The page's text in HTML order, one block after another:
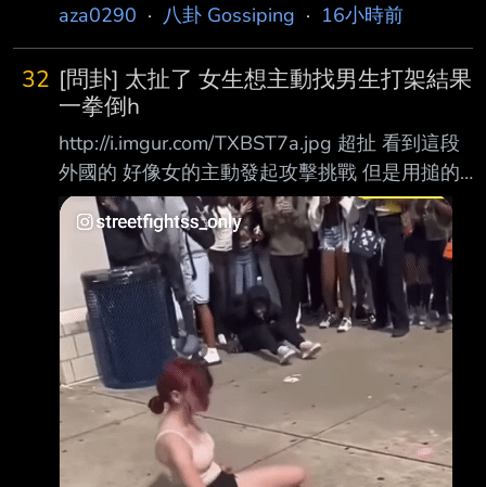
aza0290 · 八卦 Gossiping · 16小時前
32 [問卦] 太扯了 女生想主動找男生打架結果
一拳倒h
http://i.imgur.com/TXBST7a.jpg 超扯 看到這段
外國的 好像女的主動發起攻擊挑戰 但是用搥的
結果男的不爽直接一拳結束 女的直接被打茫在
地上 太扯了吧 怎有女的敢直接跟男生打架 有人
說男的算克制了 分出勝負就沒要補 真的牙起來
女的會直接被打死 有沒有這麼誇張？
http://i.imgur.com/bWnLTqg.jpg 看到下面有人
說 女生唯一能贏的 就只有這樣幾類會怕傷到妳
的 現實中男女差距原來這麼大？ 有沒有八卦？
-- 真假 男生優勢這麼大喔.. 怎你的說法跟大家不
一